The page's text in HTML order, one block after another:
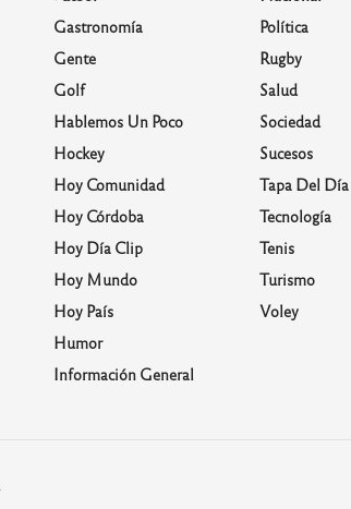
Gastronomía
Gente
Golf
Hablemos Un Poco
Hockey
Hoy Comunidad
Hoy Córdoba
Hoy Día Clip
Hoy Mundo
Hoy País
Humor
Información General
Política
Rugby
Salud
Sociedad
Sucesos
Tapa Del Día
Tecnología
Tenis
Turismo
Voley